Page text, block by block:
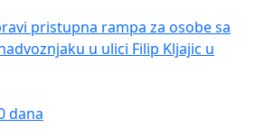
pristupna rampa za osobe sa
u ulici Filip Kljajic u
dana